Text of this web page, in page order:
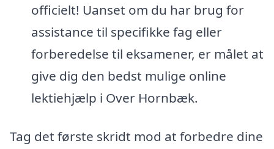
officielt! Uanset om du har brug for
assistance til specifikke fag eller
forberedelse til eksamener, er målet at
give dig den bedst mulige online
lektiehjælp i Over Hornbæk.
Tag det første skridt mod at forbedre dine